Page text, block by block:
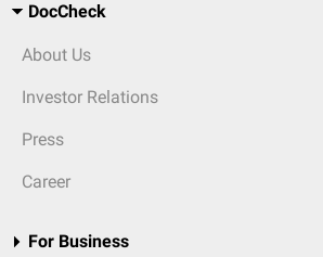
DocCheck
About Us
Investor Relations
Press
Career
For Business